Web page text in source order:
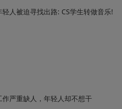
人被迫寻找出路: CS学生转做音乐!
严重缺人，年轻人却不想干